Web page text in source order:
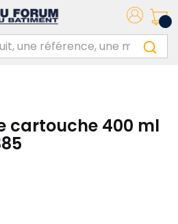
cartouche 400 ml